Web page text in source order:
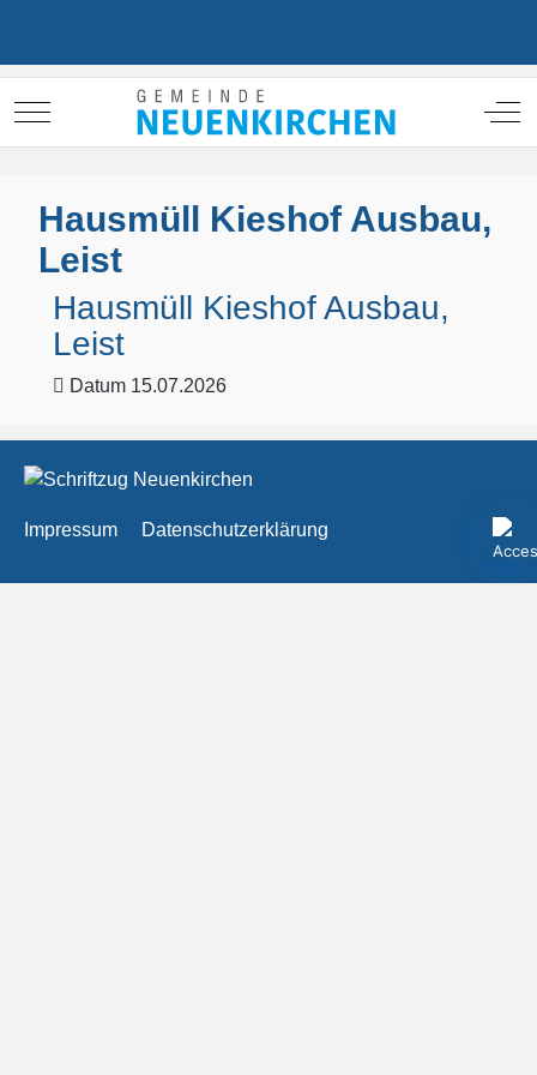
Mobile Menu Toggle Off-
Hausmüll Kieshof Ausbau,
Leist
Hausmüll Kieshof Ausbau,
Leist
Datum 15.07.2026
Impressum Datenschutzerklärung